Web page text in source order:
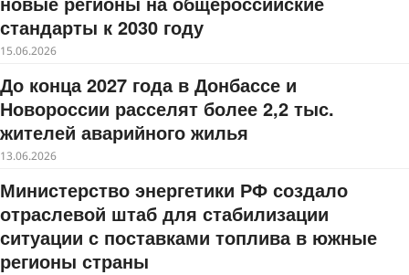
стандарты к 2030 году
15.06.2026
До конца 2027 года в Донбассе и
Новороссии расселят более 2,2 тыс.
жителей аварийного жилья
13.06.2026
Министерство энергетики РФ создало
отраслевой штаб для стабилизации
ситуации с поставками топлива в южные
регионы страны